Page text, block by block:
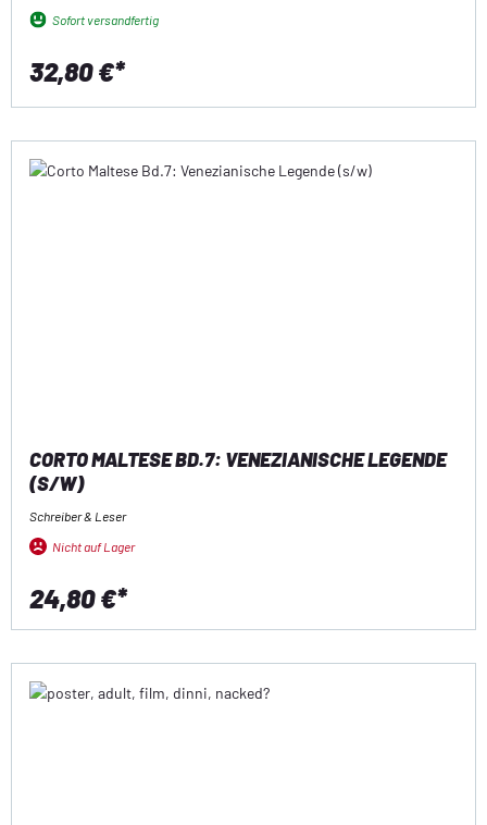
Sofort versandfertig
32,80 €*
CORTO MALTESE BD.7: VENEZIANISCHE LEGENDE
(S/W)
Schreiber & Leser
Nicht auf Lager
24,80 €*